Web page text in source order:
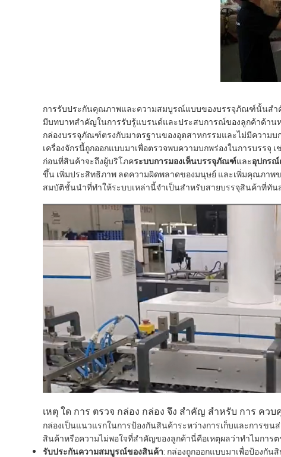
การรับประกันคุณภาพและความสมบูรณ์แบบของบรรจุภัณฑ์นั้นสําคั
มีบทบาทสําคัญในการรับรู้แบรนด์และประสบการณ์ของลูกค้าด้า
กล่องบรรจุภัณฑ์ตรงกับมาตรฐานของอุตสาหกรรมและไม่มีความบ
เครื่องจักรนี้ถูกออกแบบมาเพื่อตรวจพบความบกพร่องในการบรรจุ
ก่อนที่สินค้าจะถึงผู้บริโภคระบบการมองเห็นบรรจุภัณฑ์และอุปกรณ์
ขึ้น เพิ่มประสิทธิภาพ ลดความผิดพลาดของมนุษย์ และเพิ่มคุณภาพ
สมบัติชั้นนําที่ทําให้ระบบเหล่านี้จําเป็นสําหรับสายบรรจุสินค้าที่ทัน
เหตุ ใด การ ตรวจ กล่อง กล่อง จึง สําคัญ สําหรับ การ คว
กล่องเป็นแนวแรกในการป้องกันสินค้าระหว่างการเก็บและการขน
สินค้าหรือความไม่พอใจที่สําคัญของลูกค้านี่คือเหตุผลว่าทําไมการ
รับประกันความสมบูรณ์ของสินค้า: กล่องถูกออกแบบมาเพื่อป้องกัน